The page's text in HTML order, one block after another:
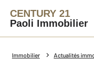
CENTURY 21
Paoli Immobilier
Immobilier Actualités